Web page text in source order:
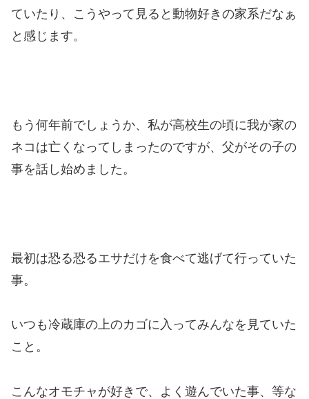
ていたり、こうやって見ると動物好きの家系だなぁ
と感じます。
もう何年前でしょうか、私が高校生の頃に我が家の
ネコは亡くなってしまったのですが、父がその子の
事を話し始めました。
最初は恐る恐るエサだけを食べて逃げて行っていた
事。
いつも冷蔵庫の上のカゴに入ってみんなを見ていた
こと。
こんなオモチャが好きで、よく遊んでいた事、等な